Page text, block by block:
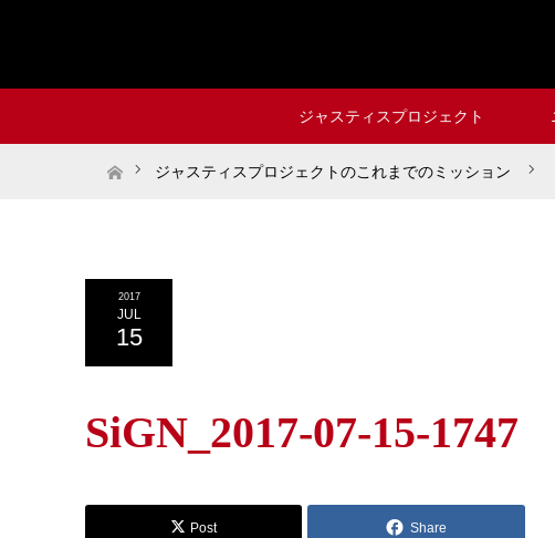
ジャスティスプロジェクト
ホームジャスティスプロジェクトのこれまでのミッション
2017
JUL
15
SiGN_2017-07-15-1747
Post Share